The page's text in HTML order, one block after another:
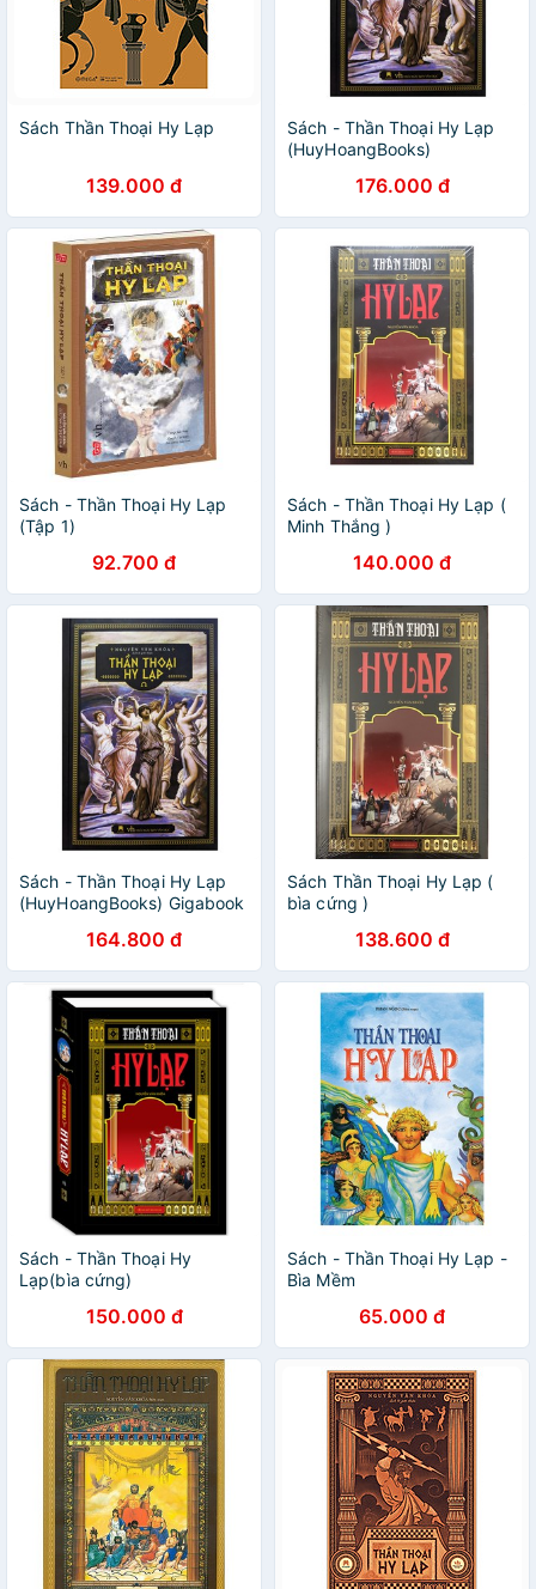
Sách Thần Thoại Hy Lạp
139.000 đ
Sách - Thần Thoại Hy Lạp
(HuyHoangBooks)
176.000 đ
Sách - Thần Thoại Hy Lạp
(Tập 1)
92.700 đ
Sách - Thần Thoại Hy Lạp (
Minh Thắng )
140.000 đ
Sách - Thần Thoại Hy Lạp
(HuyHoangBooks) Gigabook
164.800 đ
Sách Thần Thoại Hy Lạp (
bìa cứng )
138.600 đ
Sách - Thần Thoại Hy
Lạp(bìa cứng)
150.000 đ
Sách - Thần Thoại Hy Lạp -
Bìa Mềm
65.000 đ